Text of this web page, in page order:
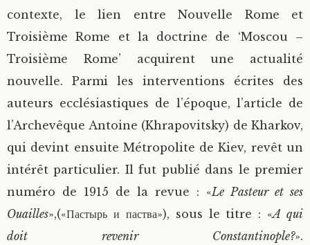
contexte, le lien entre Nouvelle Rome et
Troisième Rome et la doctrine de ‘Moscou –
Troisième Rome’ acquirent une actualité
nouvelle. Parmi les interventions écrites des
auteurs ecclésiastiques de l’époque, l’article de
l’Archevêque Antoine (Khrapovitsky) de Kharkov,
qui devint ensuite Métropolite de Kiev, revêt un
intérêt particulier. Il fut publié dans le premier
numéro de 1915 de la revue : «Le Pasteur et ses
Ouailles»,(«Пастырь и паства»), sous le titre : «A qui
doit revenir Constantinople?».